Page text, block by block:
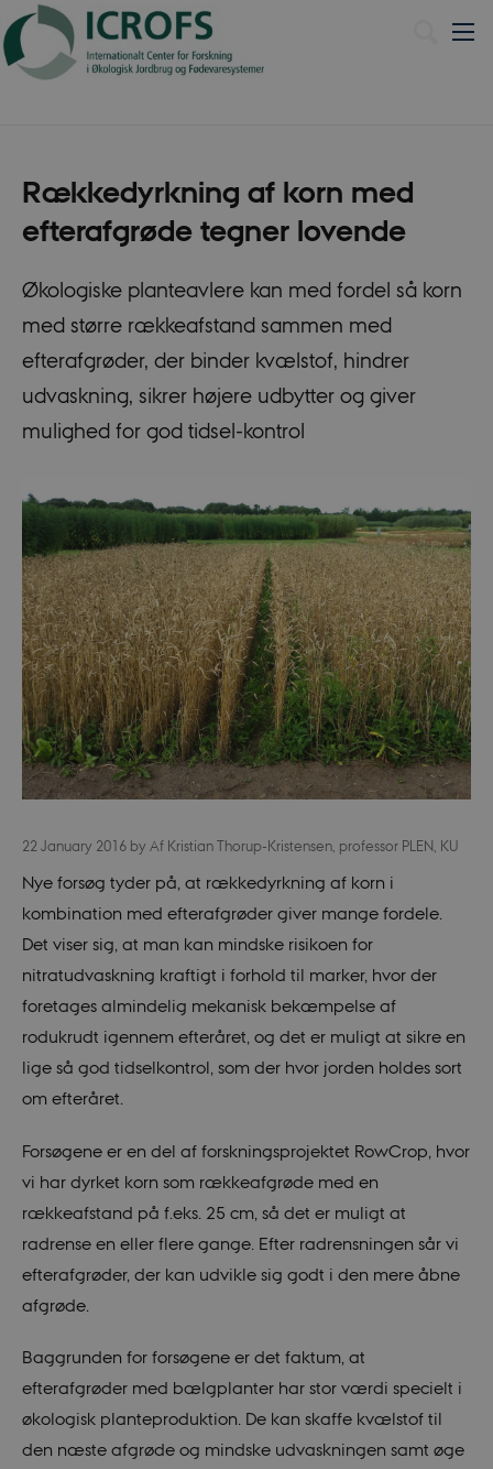
Rækkedyrkning af korn med
efterafgrøde tegner lovende
Økologiske planteavlere kan med fordel så korn
med større rækkeafstand sammen med
efterafgrøder, der binder kvælstof, hindrer
udvaskning, sikrer højere udbytter og giver
mulighed for god tidsel-kontrol
22 January 2016 by Af Kristian Thorup-Kristensen, professor PLEN, KU
Nye forsøg tyder på, at rækkedyrkning af korn i
kombination med efterafgrøder giver mange fordele.
Det viser sig, at man kan mindske risikoen for
nitratudvaskning kraftigt i forhold til marker, hvor der
foretages almindelig mekanisk bekæmpelse af
rodukrudt igennem efteråret, og det er muligt at sikre en
lige så god tidselkontrol, som der hvor jorden holdes sort
om efteråret.
Forsøgene er en del af forskningsprojektet RowCrop, hvor
vi har dyrket korn som rækkeafgrøde med en
rækkeafstand på f.eks. 25 cm, så det er muligt at
radrense en eller flere gange. Efter radrensningen sår vi
efterafgrøder, der kan udvikle sig godt i den mere åbne
afgrøde.
Baggrunden for forsøgene er det faktum, at
efterafgrøder med bælgplanter har stor værdi specielt i
økologisk planteproduktion. De kan skaffe kvælstof til
den næste afgrøde og mindske udvaskningen samt øge